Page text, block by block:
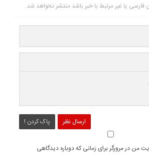
فارسی یا غیر مرتبط با خبر باشد منتشر نخواهد شد.
ارسال نظر پاک کردن !
من در مرورگر برای زمانی که دوباره دیدگاهی